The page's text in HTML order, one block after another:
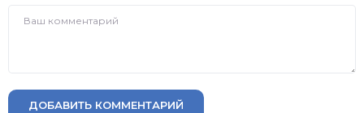
ДОБАВИТЬ КОММЕНТАРИЙ